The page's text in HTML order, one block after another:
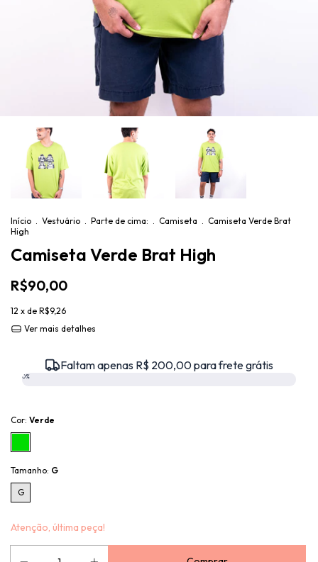
Início . Vestuário . Parte de cima: . Camiseta . Camiseta Verde Brat
High
Camiseta Verde Brat High
R$90,00
12 x de R$9,26
Ver mais detalhes
Faltam apenas R$ 200,00 para frete grátis
0%
Cor: Verde
Tamanho: G
G
Atenção, última peça!